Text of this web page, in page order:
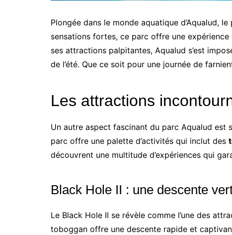
Plongée dans le monde aquatique d’Aqualud,
sensations fortes, ce parc offre une
ses attractions palpitantes, Aqualud s’est
de l’été. Que ce soit pour une journée de
Les attractions
Un autre aspect fascinant du parc Aqualud est
parc offre une palette d’activités qui inclut des
découvrent une multitude d’expériences qui
Black Hole II : une descente
Le Black Hole II se révèle comme l’une des
toboggan offre une descente rapide et